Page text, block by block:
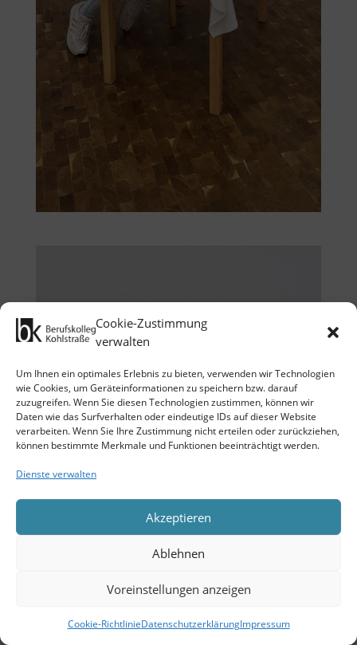
Cookie-Zustimmung
verwalten
Um Ihnen ein optimales Erlebnis zu bieten, verwenden wir Technologien
wie Cookies, um Geräteinformationen zu speichern bzw. darauf
zuzugreifen. Wenn Sie diesen Technologien zustimmen, können wir
Daten wie das Surfverhalten oder eindeutige IDs auf dieser Website
verarbeiten. Wenn Sie Ihre Zustimmung nicht erteilen oder zurückziehen,
können bestimmte Merkmale und Funktionen beeinträchtigt werden.
Dienste verwalten
Akzeptieren
Ablehnen
Voreinstellungen anzeigen
Cookie-RichtlinieDatenschutzerklärungImpressum